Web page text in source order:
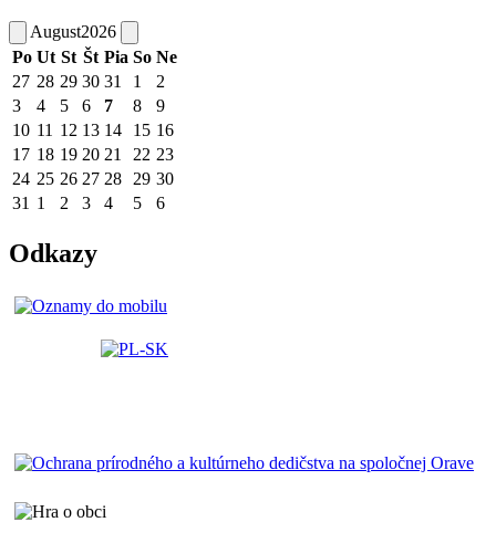
August2026
Po Ut St Št Pia So Ne
27 28 29 30 31 1
2
3
4 5 6 7 8
9
10 11 12 13 14 15 16
17 18 19 20 21 22 23
24 25 26 27 28 29 30
31 1 2 3 4 5 6
Odkazy